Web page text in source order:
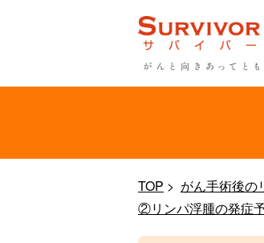
TOP がん手術後の
②リンパ浮腫の発症